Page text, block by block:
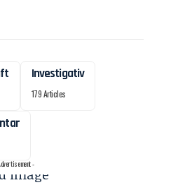
Investigativ
179 Articles
-